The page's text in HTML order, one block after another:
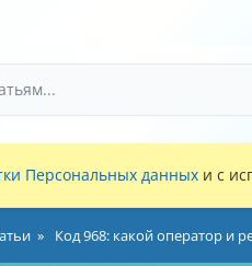
Персональных данных и с
Код 968: какой оператор и